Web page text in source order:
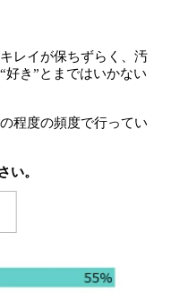
レイが保ちずらく、汚
き”とまではいかない
程度の頻度で行ってい
い。